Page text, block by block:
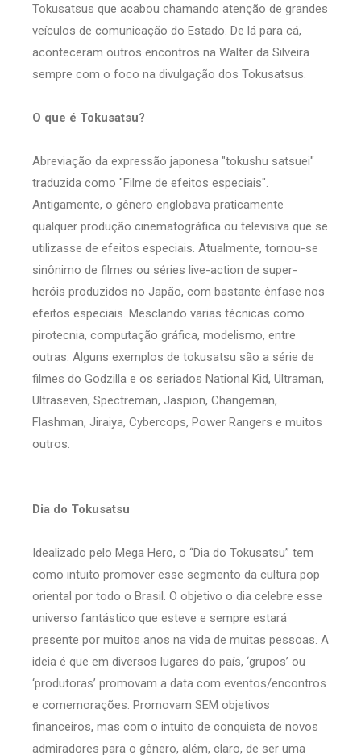
Tokusatsus que acabou chamando atenção de grandes
veículos de comunicação do Estado. De lá para cá,
aconteceram outros encontros na Walter da Silveira
sempre com o foco na divulgação dos Tokusatsus.
O que é Tokusatsu?
Abreviação da expressão japonesa "tokushu satsuei"
traduzida como "Filme de efeitos especiais".
Antigamente, o gênero englobava praticamente
qualquer produção cinematográfica ou televisiva que se
utilizasse de efeitos especiais. Atualmente, tornou-se
sinônimo de filmes ou séries live-action de super-
heróis produzidos no Japão, com bastante ênfase nos
efeitos especiais. Mesclando varias técnicas como
pirotecnia, computação gráfica, modelismo, entre
outras. Alguns exemplos de tokusatsu são a série de
filmes do Godzilla e os seriados National Kid, Ultraman,
Ultraseven, Spectreman, Jaspion, Changeman,
Flashman, Jiraiya, Cybercops, Power Rangers e muitos
outros.
Dia do Tokusatsu
Idealizado pelo Mega Hero, o “Dia do Tokusatsu” tem
como intuito promover esse segmento da cultura pop
oriental por todo o Brasil. O objetivo o dia celebre esse
universo fantástico que esteve e sempre estará
presente por muitos anos na vida de muitas pessoas. A
ideia é que em diversos lugares do país, ‘grupos’ ou
‘produtoras’ promovam a data com eventos/encontros
e comemorações. Promovam SEM objetivos
financeiros, mas com o intuito de conquista de novos
admiradores para o gênero, além, claro, de ser uma